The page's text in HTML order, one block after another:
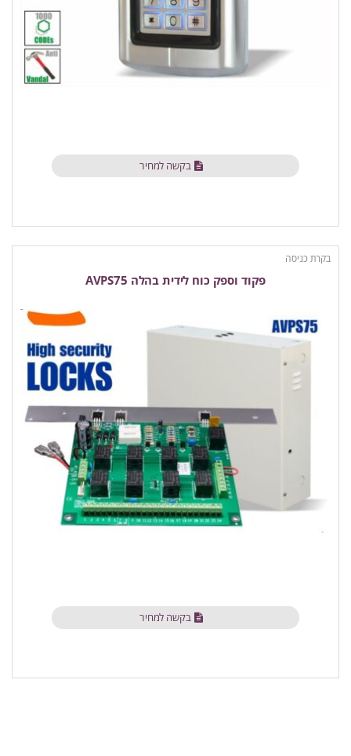
בקשה למחיר
בקרת כניסה
פקוד וספק כוח לידית בהלה AVPS75
בקשה למחיר